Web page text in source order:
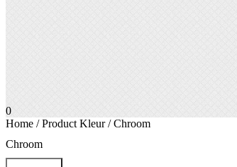
0
Home / Product Kleur / Chroom
Chroom